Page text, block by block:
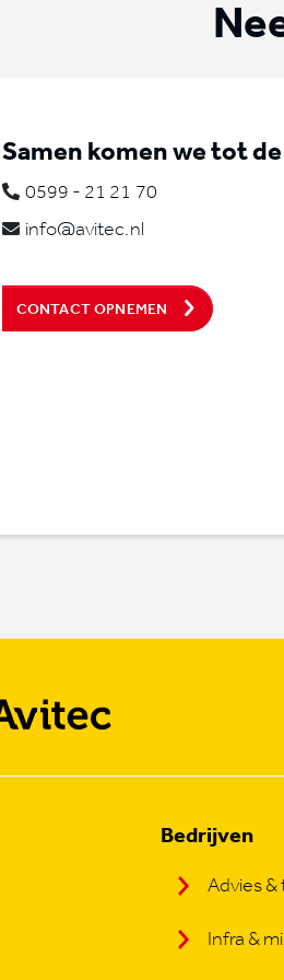
Samen komen we tot
0599 - 21 21 70
info@avitec.nl
CONTACT OPNEMEN
Bedrijven
Advies
Infra &